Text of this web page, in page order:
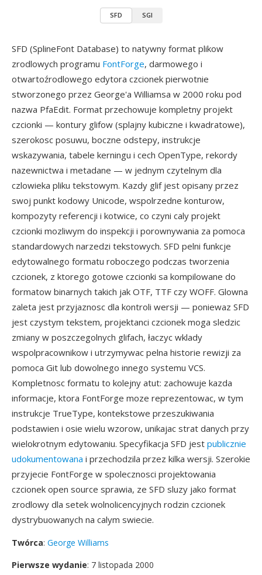
SFD SGI
SFD (SplineFont Database) to natywny format plikow
zrodlowych programu FontForge, darmowego i
otwartoźrodlowego edytora czcionek pierwotnie
stworzonego przez George'a Williamsa w 2000 roku pod
nazwa PfaEdit. Format przechowuje kompletny projekt
czcionki — kontury glifow (splajny kubiczne i kwadratowe),
szerokosc posuwu, boczne odstepy, instrukcje
wskazywania, tabele kerningu i cech OpenType, rekordy
nazewnictwa i metadane — w jednym czytelnym dla
czlowieka pliku tekstowym. Kazdy glif jest opisany przez
swoj punkt kodowy Unicode, wspolrzedne konturow,
kompozyty referencji i kotwice, co czyni caly projekt
czcionki mozliwym do inspekcji i porownywania za pomoca
standardowych narzedzi tekstowych. SFD pelni funkcje
edytowalnego formatu roboczego podczas tworzenia
czcionek, z ktorego gotowe czcionki sa kompilowane do
formatow binarnych takich jak OTF, TTF czy WOFF. Glowna
zaleta jest przyjaznosc dla kontroli wersji — poniewaz SFD
jest czystym tekstem, projektanci czcionek moga sledzic
zmiany w poszczegolnych glifach, łaczyc wklady
wspolpracownikow i utrzymywac pelna historie rewizji za
pomoca Git lub dowolnego innego systemu VCS.
Kompletnosc formatu to kolejny atut: zachowuje kazda
informacje, ktora FontForge moze reprezentowac, w tym
instrukcje TrueType, kontekstowe przeszukiwania
podstawien i osie wielu wzorow, unikajac strat danych przy
wielokrotnym edytowaniu. Specyfikacja SFD jest publicznie
udokumentowana i przechodzila przez kilka wersji. Szerokie
przyjecie FontForge w spolecznosci projektowania
czcionek open source sprawia, ze SFD sluzy jako format
zrodlowy dla setek wolnolicencyjnych rodzin czcionek
dystrybuowanych na calym swiecie.
Twórca: George Williams
Pierwsze wydanie: 7 listopada 2000